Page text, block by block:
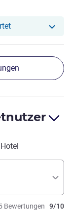
Unser Hotel hat
Bewertungen 9/10